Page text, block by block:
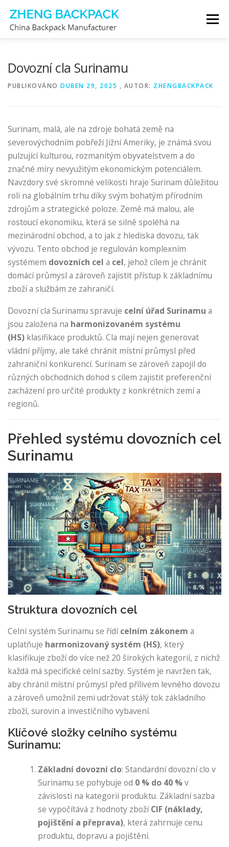
obsah
Menu
Dovozní cla Surinamu
PUBLIKOVÁNO DUBEN 29, 2025 , AUTOR: ZHENGBACKPACK
Surinam, malá, ale na zdroje bohatá země na
severovýchodním pobřeží Jižní Ameriky, je známá svou
pulzující kulturou, rozmanitým obyvatelstvem a do
značné míry nevyužitým ekonomickým potenciálem.
Navzdory své skromné ​​velikosti hraje Surinam důležitou
roli na globálním trhu díky svým bohatým přírodním
zdrojům a strategické poloze. Země má malou, ale
rostoucí ekonomiku, která se silně spoléhá na
mezinárodní obchod, a to jak z hlediska dovozu, tak
vývozu. Tento obchod je regulován komplexním
systémem dovozních cel a cel, jehož cílem je chránit
domácí průmysl a zároveň zajistit přístup k základnímu
zboží a službám ze zahraničí.
Dovozní cla Surinamu spravuje celní úřad Surinamu a
jsou založena na harmonizovaném systému
(HS) klasifikace produktů. Cla mají nejen generovat
vládní příjmy, ale také chránit místní průmysl před
zahraniční konkurencí. Surinam se zároveň zapojil do
různých obchodních dohod s cílem zajistit preferenční
zacházení pro určité produkty z konkrétních zemí a
regionů.
Přehled systému dovozních cel
Surinamu
Struktura dovozních cel
Celní systém Surinamu se řídícelním zákonem a
uplatňuje harmonizovaný systém (HS), který
klasifikuje zboží do více než 20 širokých kategorií, z nichž
každá má specifické celní sazby. Systém je navržen tak,
aby chránil místní průmysl před přílivem levného dovozu
a zároveň umožnil zemi udržovat stálý tok základního
zboží, surovin a investičního vybavení.
Klíčové složky celního systému
Surinamu:
Základní dovozní clo: Standardní dovozní clo v
Surinamu se pohybuje od 0 % do 40 %v
závislosti na kategorii produktu. Základní sazba
se vypočítává z hodnoty zbožíCIF (náklady,
pojištění a přeprava), která zahrnuje cenu
produktu, dopravu a pojištění.